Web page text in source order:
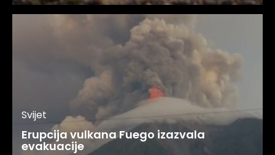
Svijet
Erupcija vulkana Fuego izazvala
evakuacije